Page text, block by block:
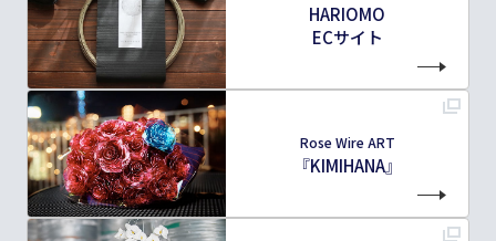
HARIOMO
ECサイト
Rose Wire ART
『KIMIHANA』